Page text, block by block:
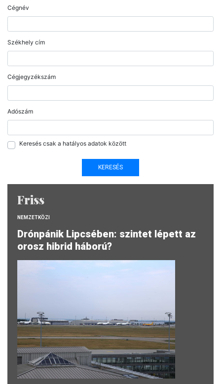
Cégnév
Székhely cím
Cégjegyzékszám
Adószám
Keresés csak a hatályos adatok között
Friss
NEMZETKÖZI
Drónpánik Lipcsében: szintet lépett az
orosz hibrid háború?